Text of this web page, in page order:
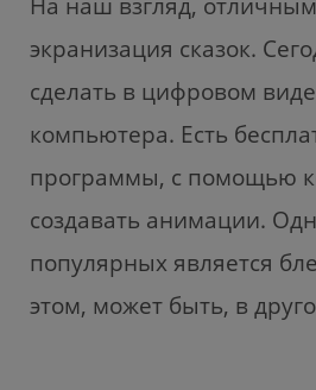
c
e
b
o
o
k
itt
er
ai
l
u
gi
e
m
at
s
A
p
p
экранизация сказок.
сделать в цифровом
компьютера. Есть
программы, с помощью
создавать анимации.
популярных является
этом, может быть, в